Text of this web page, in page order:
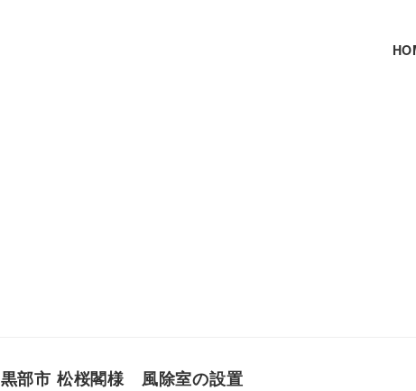
黒部市 松桜閣様 風除室の設置